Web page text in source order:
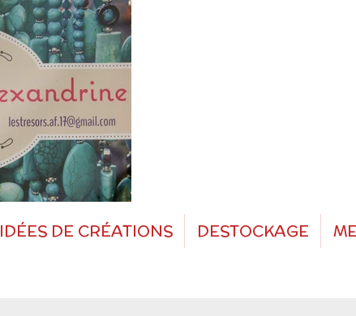
IDÉES DE CRÉATIONS DESTOCKAGE